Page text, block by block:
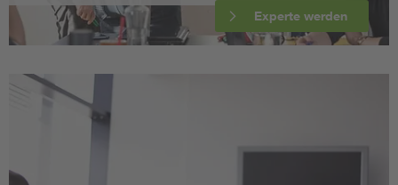
Experte werden